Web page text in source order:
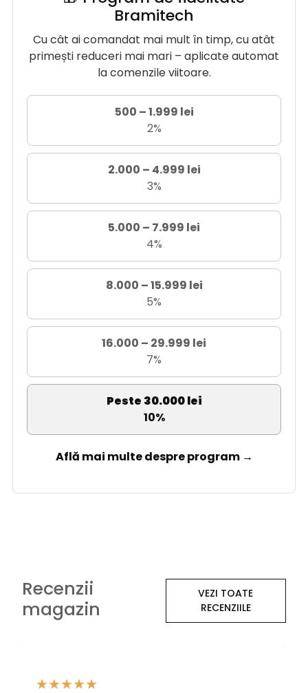
Bramitech
Cu cât ai comandat mai mult în timp, cu atât
primești reduceri mai mari – aplicate automat
la comenzile viitoare.
500 – 1.999 lei
2%
2.000 – 4.999 lei
3%
5.000 – 7.999 lei
4%
8.000 – 15.999 lei
5%
16.000 – 29.999 lei
7%
Peste 30.000 lei
10%
Află mai multe despre program →
Recenzii
magazin
VEZI TOATE
RECENZIILE